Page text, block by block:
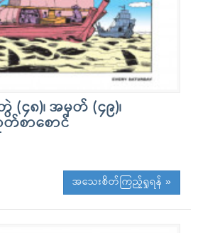
(၄၈)၊ အမှတ် (၄၉)၊
စာစောင်
အသေးစိတ်ကြည့်ရှုရန် »